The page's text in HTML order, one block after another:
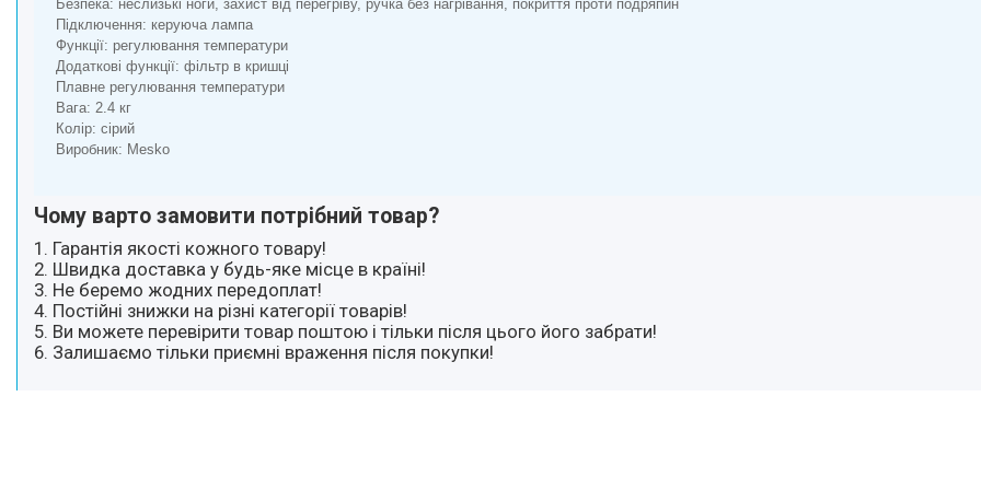
Безпека: неслизькі ноги, захист від перегріву, ручка без нагрівання, покриття проти подряпин
Підключення: керуюча лампа
Функції: регулювання температури
Додаткові функції: фільтр в кришці
Плавне регулювання температури
Вага: 2.4 кг
Колір: сірий
Виробник: Mesko
Чому варто замовити потрібний товар?
1. Гарантія якості кожного товару!
2. Швидка доставка у будь-яке місце в країні!
3. Не беремо жодних передоплат!
4. Постійні знижки на різні категорії товарів!
5. Ви можете перевірити товар поштою і тільки після цього його забрати!
6. Залишаємо тільки приємні враження після покупки!